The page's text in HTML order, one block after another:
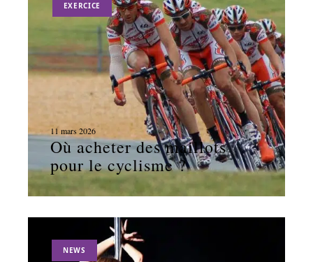
EXERCICE
11 mars 2026
Où acheter des maillots
pour le cyclisme ?
NEWS